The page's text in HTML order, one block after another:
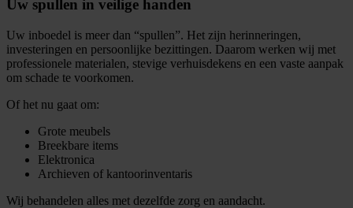
Uw spullen in veilige handen
Uw inboedel is meer dan “spullen”. Het zijn herinneringen,
investeringen en persoonlijke bezittingen. Daarom werken wij met
professionele materialen, stevige verhuisdekens en een vaste aanpak
om schade te voorkomen.
Of het nu gaat om:
Grote meubels
Breekbare items
Elektronica
Archieven of kantoorinventaris
Wij behandelen alles met dezelfde zorg en aandacht.